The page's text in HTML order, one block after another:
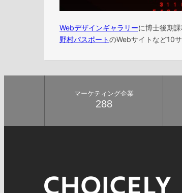
Webデザインギャラリーに博士後期
野村パスポートのWebサイトなど10
マーケティング企業
288